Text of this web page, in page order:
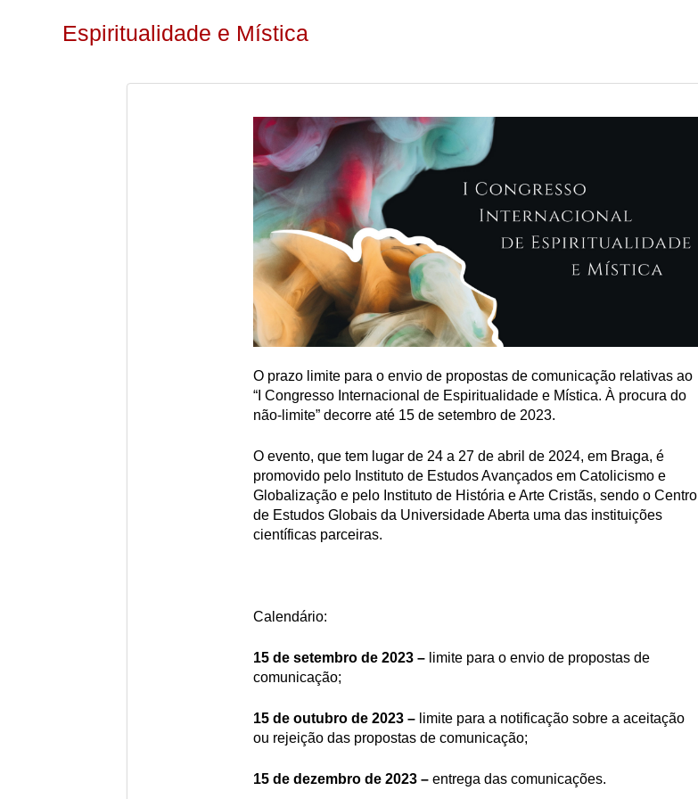
Espiritualidade e Mística
O prazo limite para o envio de propostas de comunicação relativas ao
“I Congresso Internacional de Espiritualidade e Mística. À procura do
não-limite” decorre até 15 de setembro de 2023.
O evento, que tem lugar de 24 a 27 de abril de 2024, em Braga, é
promovido pelo Instituto de Estudos Avançados em Catolicismo e
Globalização e pelo Instituto de História e Arte Cristãs, sendo o Centro
de Estudos Globais da Universidade Aberta uma das instituições
científicas parceiras.
Calendário:
15 de setembro de 2023 – limite para o envio de propostas de
comunicação;
15 de outubro de 2023 – limite para a notificação sobre a aceitação
ou rejeição das propostas de comunicação;
15 de dezembro de 2023 – entrega das comunicações.